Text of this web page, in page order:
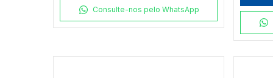
Consulte-nos pelo WhatsApp